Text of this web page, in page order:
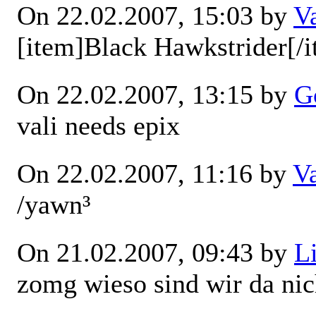
On 22.02.2007, 15:03 by
[item]Black Hawkstrider[/
On 22.02.2007, 13:15 by
vali needs epix
On 22.02.2007, 11:16 by
/yawn³
On 21.02.2007, 09:43 by
zomg wieso sind wir da